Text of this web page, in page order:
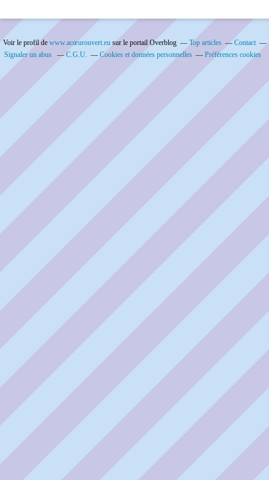
Voir le profil de www.acœurouvert.eusur le portail Overblog Top articles
Contact
Signaler un abus
C.G.U. Cookies et données personnelles Préférences cookies